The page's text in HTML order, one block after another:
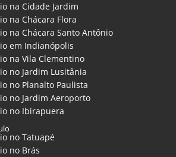
na Cidade Jardim
na Chácara Flora
na Chácara Santo Antônio
em Indianópolis
na Vila Clementino
no Jardim Lusitânia
no Planalto Paulista
no Jardim Aeroporto
no Ibirapuera
no Tatuapé
no Brás